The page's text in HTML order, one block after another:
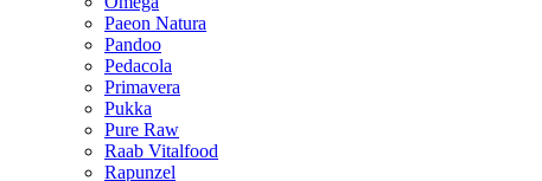
Paeon Natura
Pandoo
Pedacola
Primavera
Pukka
Pure Raw
Raab Vitalfood
Rapunzel